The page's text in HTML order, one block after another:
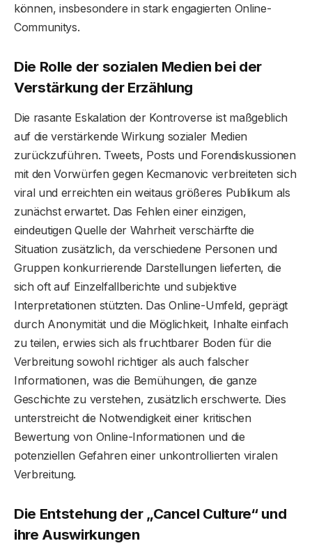
können, insbesondere in stark engagierten Online-
Communitys.
Die Rolle der sozialen Medien bei der
Verstärkung der Erzählung
Die rasante Eskalation der Kontroverse ist maßgeblich
auf die verstärkende Wirkung sozialer Medien
zurückzuführen. Tweets, Posts und Forendiskussionen
mit den Vorwürfen gegen Kecmanovic verbreiteten sich
viral und erreichten ein weitaus größeres Publikum als
zunächst erwartet. Das Fehlen einer einzigen,
eindeutigen Quelle der Wahrheit verschärfte die
Situation zusätzlich, da verschiedene Personen und
Gruppen konkurrierende Darstellungen lieferten, die
sich oft auf Einzelfallberichte und subjektive
Interpretationen stützten. Das Online-Umfeld, geprägt
durch Anonymität und die Möglichkeit, Inhalte einfach
zu teilen, erwies sich als fruchtbarer Boden für die
Verbreitung sowohl richtiger als auch falscher
Informationen, was die Bemühungen, die ganze
Geschichte zu verstehen, zusätzlich erschwerte. Dies
unterstreicht die Notwendigkeit einer kritischen
Bewertung von Online-Informationen und die
potenziellen Gefahren einer unkontrollierten viralen
Verbreitung.
Die Entstehung der „Cancel Culture“ und
ihre Auswirkungen